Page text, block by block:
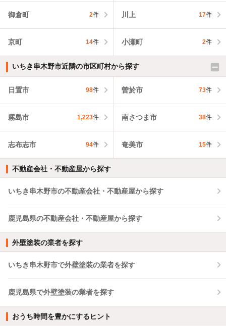
御倉町 2件 川上 17件
京町 14件 小瀬町 2件
いちき串木野市近隣の市区町村から探す
日置市 98件 曽於市 73件
霧島市 1,223件 南さつま市 38件
志布志市 94件 奄美市 15件
不動産会社・不動産屋から探す
いちき串木野市の不動産会社・不動産屋から探す
鹿児島県の不動産会社・不動産屋から探す
外壁塗装の業者を探す
いちき串木野市で外壁塗装の業者を探す
鹿児島県で外壁塗装の業者を探す
おうち時間を豊かにするヒント